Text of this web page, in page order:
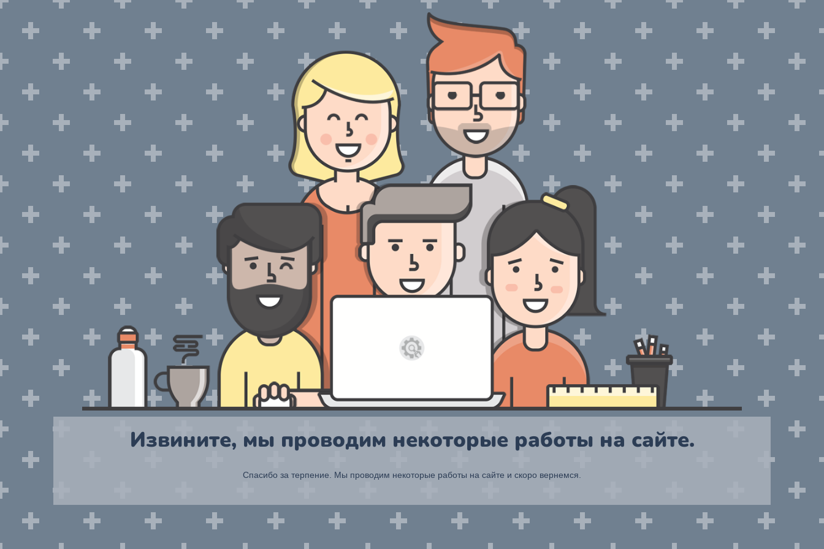
Извините, мы проводим некоторые работы на сайте.
Спасибо за терпение. Мы проводим некоторые работы на сайте и скоро вернемся.